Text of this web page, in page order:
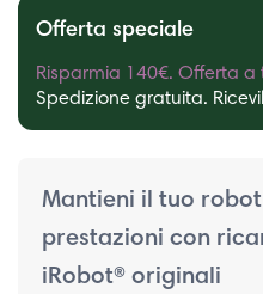
Offerta speciale
Risparmia 140€. Offerta
Spedizione gratuita.
Mantieni il tuo
prestazioni con
iRobot® originali